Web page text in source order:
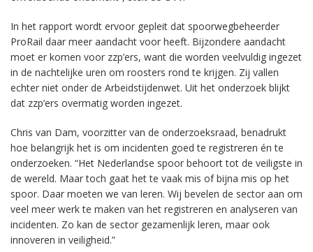
In het rapport wordt ervoor gepleit dat spoorwegbeheerder
ProRail daar meer aandacht voor heeft. Bijzondere aandacht
moet er komen voor zzp’ers, want die worden veelvuldig ingezet
in de nachtelijke uren om roosters rond te krijgen. Zij vallen
echter niet onder de Arbeidstijdenwet. Uit het onderzoek blijkt
dat zzp’ers overmatig worden ingezet.
Chris van Dam, voorzitter van de onderzoeksraad, benadrukt
hoe belangrijk het is om incidenten goed te registreren én te
onderzoeken. “Het Nederlandse spoor behoort tot de veiligste in
de wereld. Maar toch gaat het te vaak mis of bijna mis op het
spoor. Daar moeten we van leren. Wij bevelen de sector aan om
veel meer werk te maken van het registreren en analyseren van
incidenten. Zo kan de sector gezamenlijk leren, maar ook
innoveren in veiligheid.”